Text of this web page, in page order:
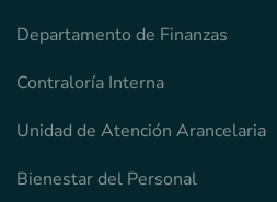
Departamento de Finanzas
Contraloría Interna
Unidad de Atención Arancelaria
Bienestar del Personal